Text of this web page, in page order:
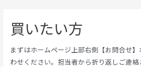
買いたい方
まずはホームページ上部右側【お問合せ
わせください。担当者から折り返しご連絡